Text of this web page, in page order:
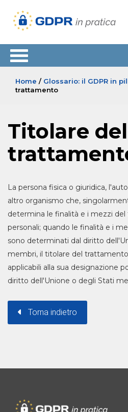
Home / Glossario: il GDPR in
trattamento
Titolare del
La persona fisica o giuridica,
altro organismo che,
determina le finalità e i mezzi
personali; quando le finalità e i
sono determinati dal diritto
membri, il titolare del
applicabili alla sua designazione
diritto dell'Unione o degli Stati
Torna indietro